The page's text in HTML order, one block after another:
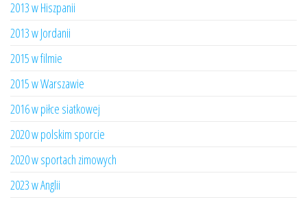
2013 w Hiszpanii
2013 w Jordanii
2015 w filmie
2015 w Warszawie
2016 w piłce siatkowej
2020 w polskim sporcie
2020 w sportach zimowych
2023 w Anglii